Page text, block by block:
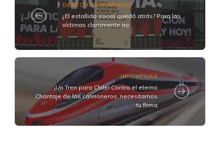
DERECHOS HUMANOS
¿El estallido social quedó atrás? Para las
víctimas claramente no
INICIATIVAS
¡Un Tren para Chile! Contra el eterno
Chantaje de los camioneros, necesitamos
tu firma